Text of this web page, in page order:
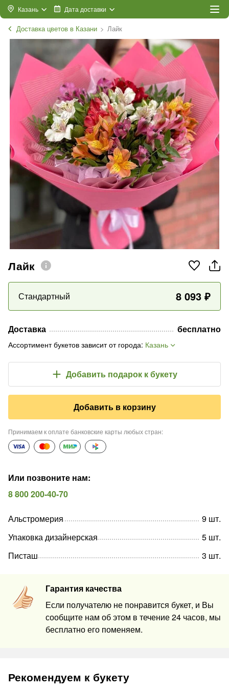
Казань Дата доставки
Доставка цветов в Казани Лайк
Лайк
Стандартный 8 093 ₽
Доставка бесплатно
Ассортимент букетов зависит от города: Казань
Добавить подарок к букету
Добавить в корзину
Принимаем к оплате банковские карты любых стран:
Или позвоните нам:
8 800 200-40-70
Гарантия качества
Если получателю не понравится букет, и Вы
сообщите нам об этом в течение 24 часов, мы
бесплатно его поменяем.
Альстромерия 9 шт.
Упаковка дизайнерская
5 шт.
Писташ
3 шт.
Рекомендуем к букету